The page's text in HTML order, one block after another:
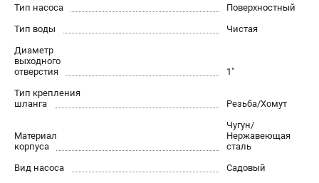
ИНФОРМАЦИЯ
Юридическим лицам
Контакты
Правила обмена и возврата
О компании
Политика обработки персональных данных
Новости
Программа бонусов
Тип насоса
Поверхностный
Тип воды
Чистая
Диаметр
выходного
отверстия
1"
Тип крепления
шланга
Резьба/Хомут
Материал
корпуса
Чугун/
Нержавеющая
сталь
Вид насоса
Садовый